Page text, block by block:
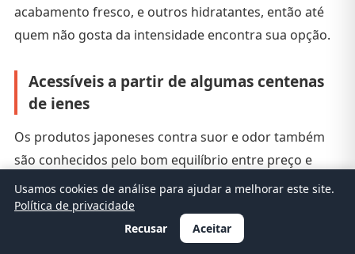
acabamento fresco, e outros hidratantes, então até
quem não gosta da intensidade encontra sua opção.
Acessíveis a partir de algumas centenas
de ienes
Os produtos japoneses contra suor e odor também
são conhecidos pelo bom equilíbrio entre preço e
qualidade. Os lenços custam algumas centenas de
ienes e os antitranspirantes ficam em torno de ¥1000,
não são poucos os viajantes que se surpreendem
Usamos cookies de análise para ajudar a melhorar este site.
Política de privacidade
Recusar
Aceitar